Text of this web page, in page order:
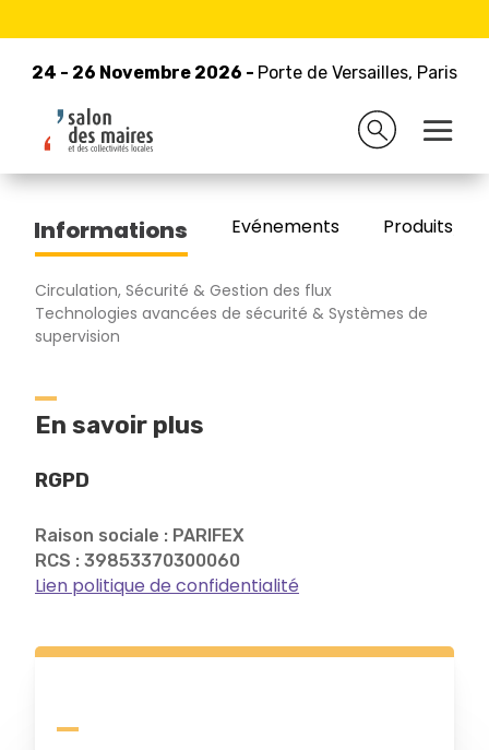
24 - 26 Novembre 2026 - Porte de Versailles, Paris
24 - 26 Novembre 2026 - Porte de Versailles, Paris
Retour à la liste des exposants
PARIFEX
Informations Evénements Produits/
Circulation, Sécurité & Gestion des flux
Technologies avancées de sécurité & Systèmes de
supervision
En savoir plus
RGPD
Raison sociale : PARIFEX
RCS : 39853370300060
Lien politique de confidentialité